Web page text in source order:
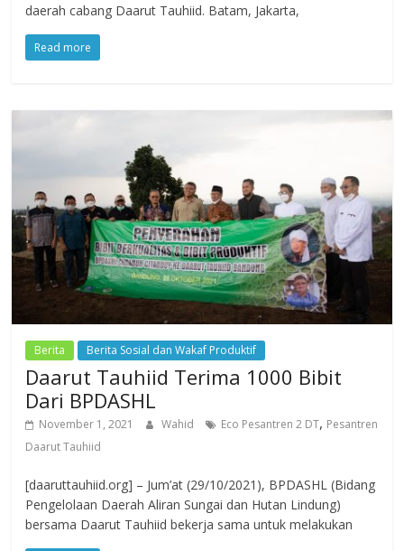
daerah cabang Daarut Tauhiid. Batam, Jakarta,
Read more
Berita Berita Sosial dan Wakaf Produktif
Daarut Tauhiid Terima 1000 Bibit
Dari BPDASHL
November 1, 2021 Wahid Eco Pesantren 2 DT, Pesantren
Daarut Tauhiid
[daaruttauhiid.org] – Jum’at (29/10/2021), BPDASHL (Bidang
Pengelolaan Daerah Aliran Sungai dan Hutan Lindung)
bersama Daarut Tauhiid bekerja sama untuk melakukan